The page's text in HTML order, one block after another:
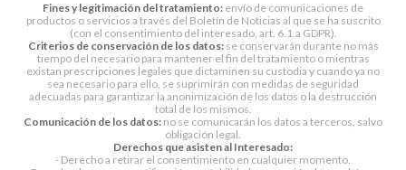
Fines y legitimación del tratamiento: envío de comunicaciones de
productos o servicios a través del Boletín de Noticias al que se ha suscrito
(con el consentimiento del interesado, art. 6.1.a GDPR).
Criterios de conservación de los datos:se conservarán durante no más
tiempo del necesario para mantener el fin del tratamiento o mientras
existan prescripciones legales que dictaminen su custodia y cuando ya no
sea necesario para ello, se suprimirán con medidas de seguridad
adecuadas para garantizar la anonimización de los datos o la destrucción
total de los mismos.
Comunicación de los datos: no se comunicarán los datos a terceros, salvo
obligación legal.
Derechos que asisten al Interesado:
- Derecho a retirar el consentimiento en cualquier momento.